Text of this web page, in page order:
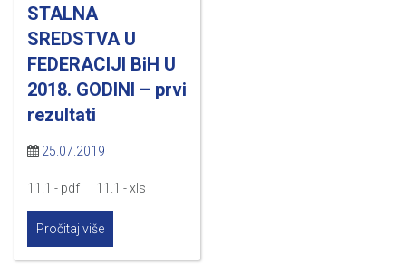
STALNA
SREDSTVA U
FEDERACIJI BiH U
2018. GODINI – prvi
rezultati
25.07.2019
11.1 - pdf 11.1 - xls
Pročitaj više